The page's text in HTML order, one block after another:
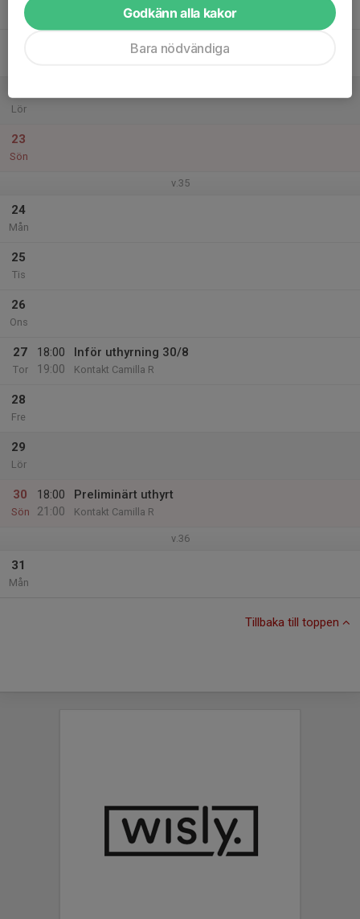
Tor
Lör
23
Sön
v.35
24
Mån
25
Tis
26
Ons
27
Tor
18:00
19:00
Inför uthyrning 30/8
Kontakt Camilla R
28
Fre
29
Lör
30
Sön
18:00
21:00
Preliminärt uthyrt
Kontakt Camilla R
v.36
31
Mån
Tillbaka till toppen
Godkänn alla kakor
Bara nödvändiga